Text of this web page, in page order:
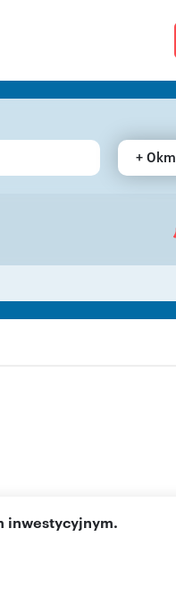
+ 0km
inwestycyjnym.